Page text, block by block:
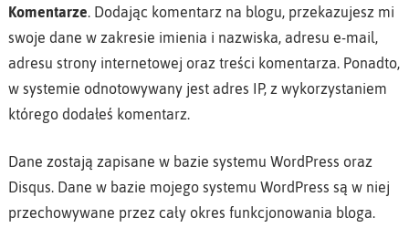
Komentarze. Dodając komentarz na blogu, przekazujesz mi
swoje dane w zakresie imienia i nazwiska, adresu e-mail,
adresu strony internetowej oraz treści komentarza. Ponadto,
w systemie odnotowywany jest adres IP, z wykorzystaniem
którego dodałeś komentarz.
Dane zostają zapisane w bazie systemu WordPress oraz
Disqus. Dane w bazie mojego systemu WordPress są w niej
przechowywane przez cały okres funkcjonowania bloga.